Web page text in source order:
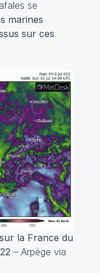
se
marines
sur ces
la France du
– Arpège via